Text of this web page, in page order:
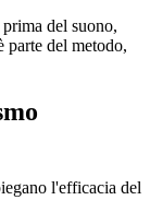
del suono,
parte del metodo,
l'efficacia del